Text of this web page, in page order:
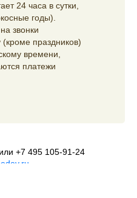
24 часа в сутки,
годы).
звонки
праздников)
времени,
платежи
или +7 495 105-91-24